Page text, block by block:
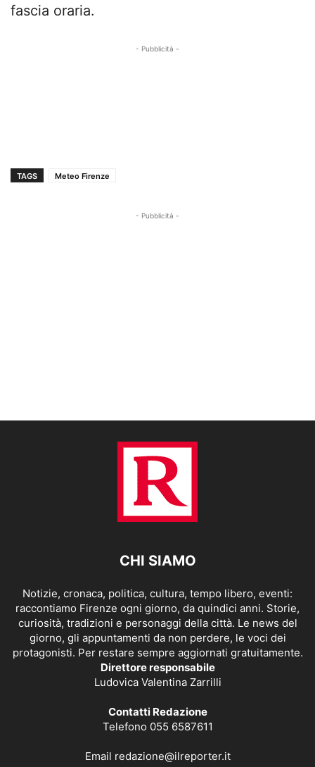
fascia oraria.
- Pubblicità -
TAGS Meteo Firenze
- Pubblicità -
CHI SIAMO
Notizie, cronaca, politica, cultura, tempo libero, eventi:
raccontiamo Firenze ogni giorno, da quindici anni. Storie,
curiosità, tradizioni e personaggi della città. Le news del
giorno, gli appuntamenti da non perdere, le voci dei
protagonisti. Per restare sempre aggiornati gratuitamente.
Direttore responsabile
Ludovica Valentina Zarrilli
Contatti Redazione
Telefono 055 6587611
Email redazione@ilreporter.it